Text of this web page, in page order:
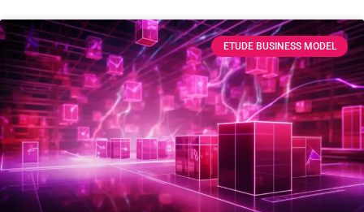
ETUDE BUSINESS MODEL